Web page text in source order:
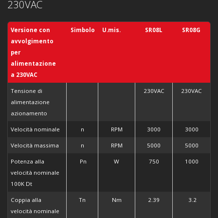
230VAC
Versione con
avvolgimento
per
alimentazione
a 230VAC
Simbolo U.mis. SR08L SR08G
Tensione di
alimentazione
azionamento
230VAC 230VAC
Velocità nominale n RPM 3000 3000
Velocità massima n RPM 5000 5000
Potenza alla
velocità nominale
100K Dt
Pn W 750 1000
Coppia alla
velocità nominale
Tn Nm 2.39 3.2